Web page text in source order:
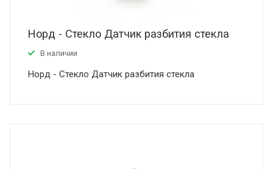
Норд - Стекло Датчик разбития стекла
В наличии
Норд - Стекло Датчик разбития стекла